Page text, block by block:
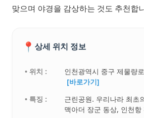
맞으며 야경을 감상하는 것도 추천합
📍 상세 위치 정보
• 위치 :
인천광역시 중구 제물량
[바로가기]
• 특징 :
근린공원. 우리나라 최초
맥아더 장군 동상, 인천항